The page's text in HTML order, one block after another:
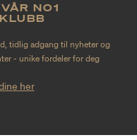
NO1
tidlig adgang til nyheter og
- unike fordeler for deg
her